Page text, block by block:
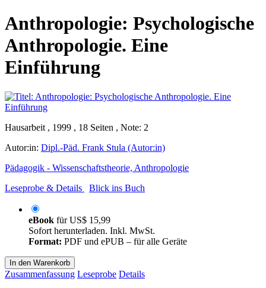
Anthropologie: Psychologische
Anthropologie. Eine
Einführung
Hausarbeit , 1999 , 18 Seiten , Note: 2
Autor:in: Dipl.-Päd. Frank Stula (Autor:in)
Pädagogik - Wissenschaftstheorie, Anthropologie
Leseprobe & Details
Blick ins Buch
eBook fürUS$ 15,99
Sofort herunterladen. Inkl. MwSt.
Format: PDF und ePUB – für alle Geräte
In den Warenkorb
Zusammenfassung Leseprobe Details